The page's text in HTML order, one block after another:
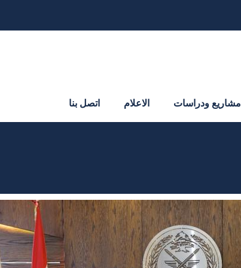
مشاريع ودراسات الاعلام اتصل بنا